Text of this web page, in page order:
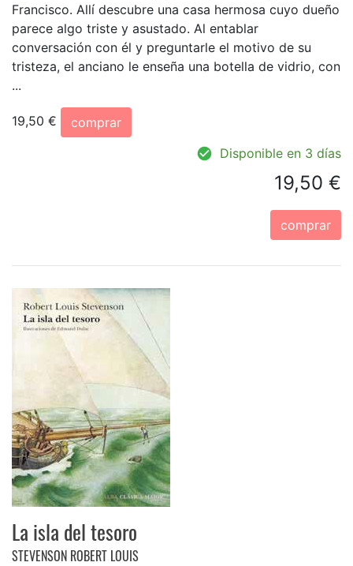
Francisco. Allí descubre una casa hermosa cuyo dueño
parece algo triste y asustado. Al entablar
conversación con él y preguntarle el motivo de su
tristeza, el anciano le enseña una botella de vidrio, con
...
19,50 €
comprar
Disponible en 3 días
19,50 €
comprar
La isla del tesoro
STEVENSON ROBERT LOUIS